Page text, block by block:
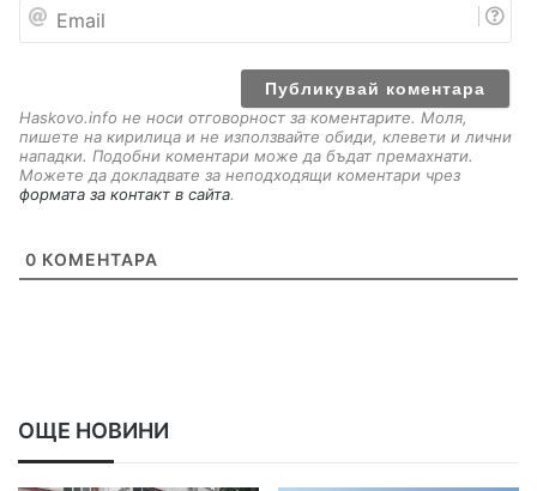
a
Haskovo.info не носи отговорност за коментарите. Моля,
пишете на кирилица и не използвайте обиди, клевети и лични
нападки. Подобни коментари може да бъдат премахнати.
Можете да докладвате за неподходящи коментари чрез
формата за контакт в сайта.
0 КОМЕНТАРА
ОЩЕ НОВИНИ